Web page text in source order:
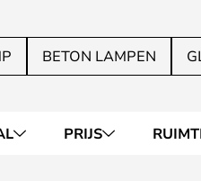
BETON LAMPEN
PRIJS